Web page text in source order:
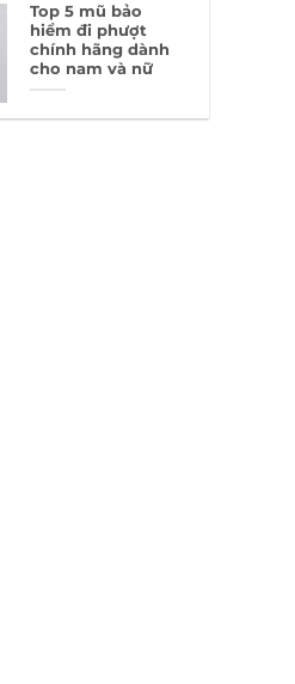
Top 5 mũ bảo
hiểm đi phượt
chính hãng dành
cho nam và nữ